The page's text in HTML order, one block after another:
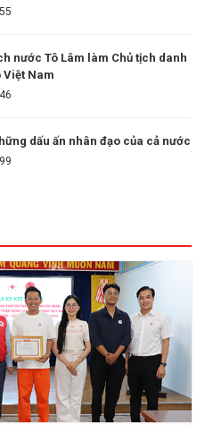
nước Tô Lâm làm Chủ tịch danh
Việt Nam
dấu ấn nhân đạo của cả nước